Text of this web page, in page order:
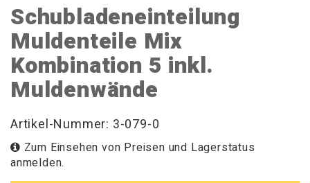
Schubladeneinteilung
Muldenteile Mix
Kombination 5 inkl.
Muldenwände
Artikel-Nummer: 3-079-0
Zum Einsehen von Preisen und Lagerstatus
anmelden.